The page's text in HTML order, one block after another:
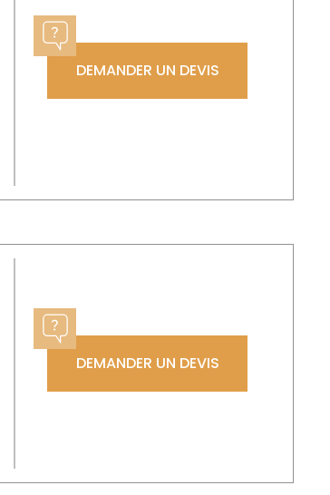
DEMANDER UN DEVIS
DEMANDER UN DEVIS